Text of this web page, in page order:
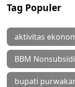
Tag Populer
aktivitas
BBM Nonsubsidi
bupati